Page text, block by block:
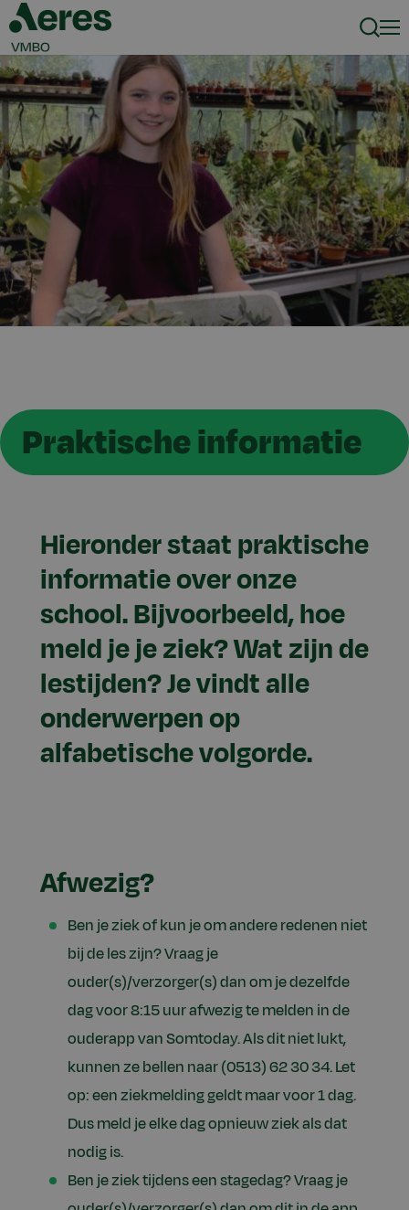
Praktische informatie
Hieronder staat praktische
informatie over onze
school. Bijvoorbeeld, hoe
meld je je ziek? Wat zijn de
lestijden? Je vindt alle
onderwerpen op
alfabetische volgorde.
Afwezig?
Ben je ziek of kun je om andere redenen niet
bij de les zijn? Vraag je
ouder(s)/verzorger(s) dan om je dezelfde
dag voor 8:15 uur afwezig te melden in de
ouderapp van Somtoday. Als dit niet lukt,
kunnen ze bellen naar (0513) 62 30 34. Let
op: een ziekmelding geldt maar voor 1 dag.
Dus meld je elke dag opnieuw ziek als dat
nodig is.
Ben je ziek tijdens een stagedag? Vraag je